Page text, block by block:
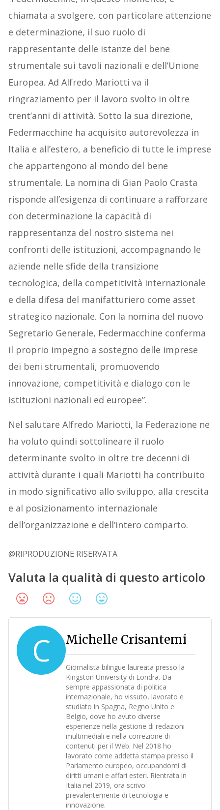
chiamata a svolgere, con particolare attenzione
e determinazione, il suo ruolo di
rappresentante delle istanze del bene
strumentale sui tavoli nazionali e dell’Unione
Europea. Ad Alfredo Mariotti va il
ringraziamento per il lavoro svolto in oltre
trent’anni di attività. Sotto la sua direzione,
Federmacchine ha acquisito autorevolezza in
Italia e all’estero, a beneficio di tutte le imprese
che appartengono al mondo del bene
strumentale. La nomina di Gian Paolo Crasta
risponde all’esigenza di continuare a rafforzare
con determinazione la capacità di
rappresentanza del nostro sistema nei
confronti delle istituzioni, accompagnando le
aziende nelle sfide della transizione
tecnologica, della competitività internazionale
e della difesa del manifatturiero come asset
strategico nazionale. Con la nomina del nuovo
Segretario Generale, Federmacchine conferma
il proprio impegno a sostegno delle imprese
dei beni strumentali, promuovendo
innovazione, competitività e dialogo con le
istituzioni nazionali ed europee”.
Nel salutare Alfredo Mariotti, la Federazione ne
ha voluto quindi sottolineare il ruolo
determinante svolto in oltre tre decenni di
attività durante i quali Mariotti ha contribuito
in modo significativo allo sviluppo, alla crescita
e al posizionamento internazionale
dell’organizzazione e dell’intero comparto.
@RIPRODUZIONE RISERVATA
Valuta la qualità di questo articolo
C Michelle Crisantemi
Giornalista bilingue laureata presso la
Kingston University di Londra. Da
sempre appassionata di politica
internazionale, ho vissuto, lavorato e
studiato in Spagna, Regno Unito e
Belgio, dove ho avuto diverse
esperienze nella gestione di redazioni
multimediali e nella correzione di
contenuti per il Web. Nel 2018 ho
lavorato come addetta stampa presso il
Parlamento europeo, occupandomi di
diritti umani e affari esteri. Rientrata in
Italia nel 2019, ora scrivo
prevalentemente di tecnologia e
innovazione.